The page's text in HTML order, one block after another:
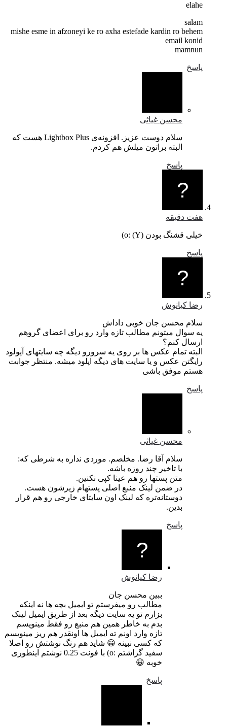
elahe
salam
mishe esme in afzoneyi ke ro axha estefade kardin ro behem
email konid
mamnun
پاسخ
محسن غیاثی
سلام دوست عزیز. افزونه‌ی Lightbox Plus هست که
البته براتون میلش هم کردم.
پاسخ
هفت دقیقه
خیلی قشنگ بودن (Y) :o)
پاسخ
رضا کیانوش
سلام محسن جان خوبی داداش
یه سوال میتونم مطالب تازه وارد رو برای اعضای گروهم
ارسال کنم؟
البته تمام عکس ها بر روی یه سرورو دیگه چه سایتهای آپولود
رایگتن عکس و یا سایت های دیگه اپلود میشه. منتظر جوابت
هستم موفق باشی
پاسخ
محسن غیاثی
سلام آقا رضا. مخلصم. موردی نداره به شرطی که:
با تاخیر چند روزه باشه.
متن پستها رو هم عینا کپی نکنین.
در ضمن لینک منبع اصلی پستهام زیرشون هست.
دوستانه‌تره که لینک اون سایتای خارجی رو هم قرار
بدین.
پاسخ
رضا کیانوش
ببین محسن جان
مطالب رو میفرستم تو ایمیل بچه ها نه اینکه
بزارم تو یه سایت دیگه بعد از طریق ایمیل لینک
بدم به خاطر همین هم منبع رو فقط مینویسم
تازه وارد اونم ته ایمیل ها اونقدر هم ریز مینویسم
که کسی نبینه 😀 شاید هم رنگ نوشتش رو اصلا
سفید گزاشتم :o) با فونت 0.25 نوشتم اینطوری
خوبه 😀
پاسخ